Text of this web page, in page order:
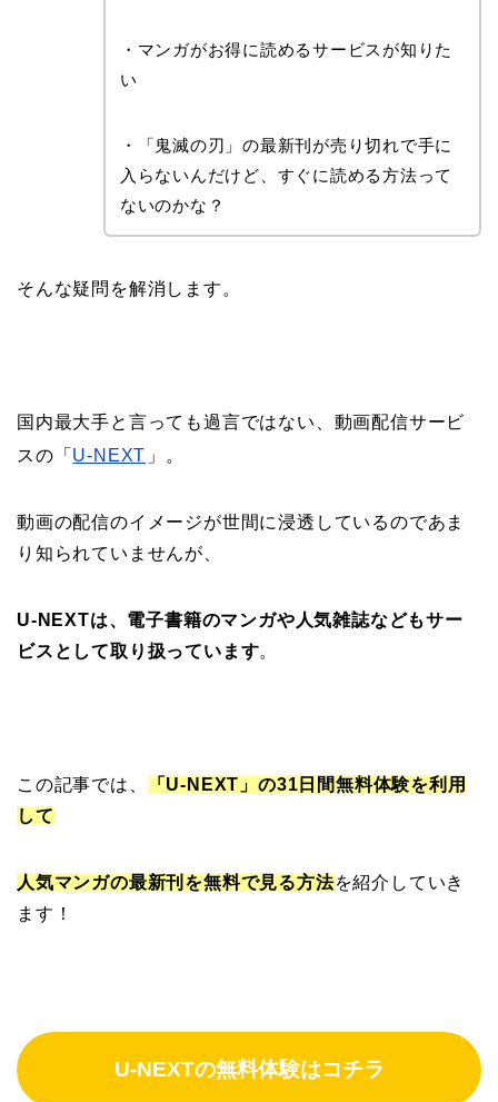
・マンガがお得に読めるサービスが知りた
い
・「鬼滅の刃」の最新刊が売り切れで手に
入らないんだけど、すぐに読める方法って
ないのかな？
そんな疑問を解消します。
国内最大手と言っても過言ではない、動画配信サービ
スの「 U-NEXT 」。
動画の配信のイメージが世間に浸透しているのであま
り知られていませんが、
U-NEXTは、電子書籍のマンガや人気雑誌などもサー
ビスとして取り扱っています。
この記事では、
「U-NEXT」の31日間無料体験を利用
して
人気マンガの最新刊を無料で見る方法を紹介していき
ます！
U-NEXTの無料体験はコチラ